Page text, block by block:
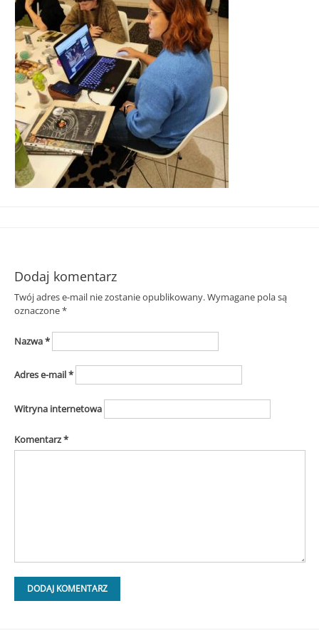
Śląska
Dodaj komentarz
Twój adres e-mail nie zostanie opublikowany.Wymagane pola są
oznaczone*
Nazwa*
Adres e-mail*
Witryna internetowa
Komentarz*